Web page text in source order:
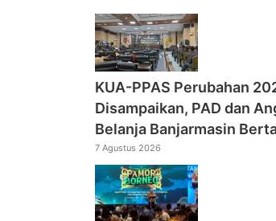
KUA-PPAS Perubahan
Disampaikan, PAD dan
Belanja Banjarmasin
7 Agustus 2026